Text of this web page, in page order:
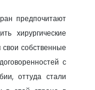
предпочитают
хирургические
собственные
с
оттуда стали